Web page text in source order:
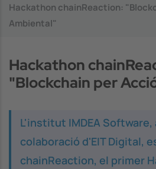
Hackathon chainReaction:
Ambiental"
Hackathon
"Blockchain per
L'institut IMDEA Software,
colaboració d'EIT Digital,
chainReaction, el primer